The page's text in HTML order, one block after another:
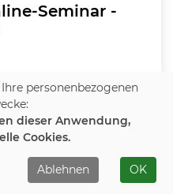
Seminar -
18:30 - 20:30 Uhr
personenbezogenen
dieser Anwendung,
Cookies.
Ablehnen OK